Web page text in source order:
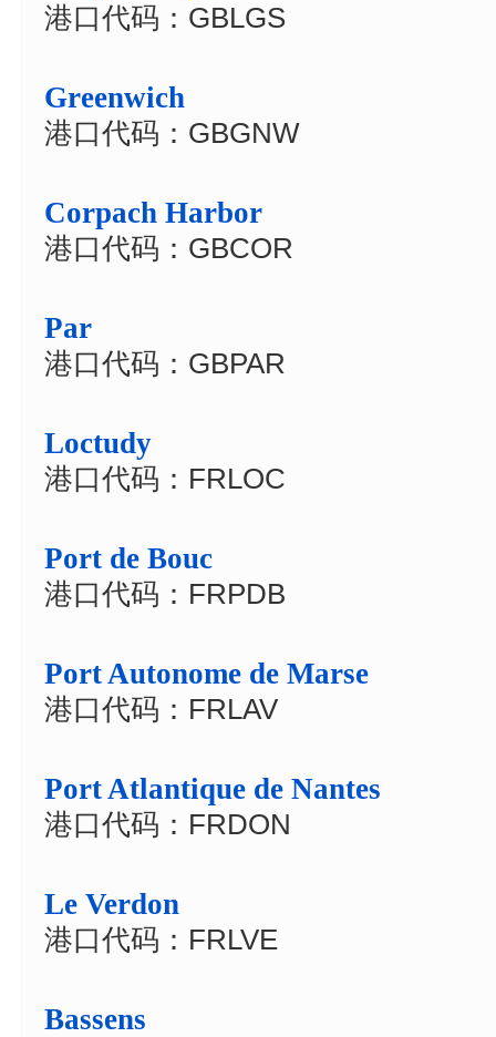
港口代码：GBLGS
Greenwich
港口代码：GBGNW
Corpach Harbor
港口代码：GBCOR
Par
港口代码：GBPAR
Loctudy
港口代码：FRLOC
Port de Bouc
港口代码：FRPDB
Port Autonome de Marse
港口代码：FRLAV
Port Atlantique de Nantes
港口代码：FRDON
Le Verdon
港口代码：FRLVE
Bassens